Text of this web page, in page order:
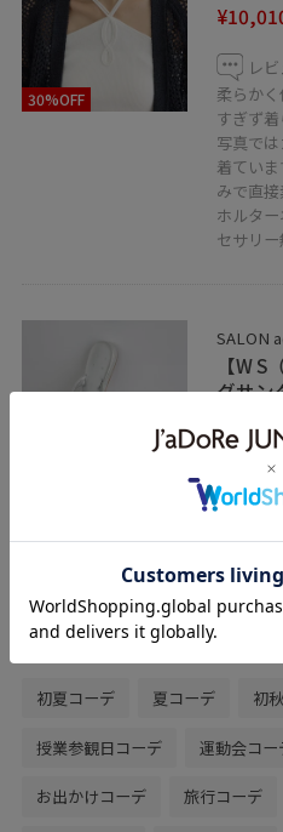
30%OFF
レ
柔らか
すぎず着
写真で
着てい
みで直接
ホルタ
セサリー
SALON
【W
グサン
¥8,580
レ
靴底には
関連タグ
初夏コーデ 夏コーデ 初
授業参観日コーデ 運動会コー
お出かけコーデ 旅行コーデ